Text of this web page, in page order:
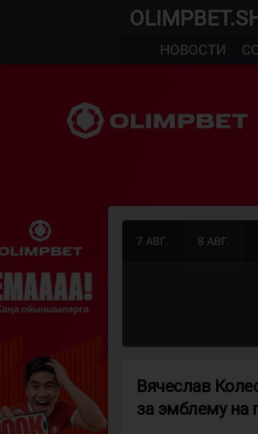
НОВОСТИ
7 АВГ. 8 АВГ.
Вячеслав
за эмблему на